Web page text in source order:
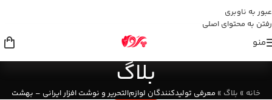
عبور به ناوبری
رفتن به محتوای اصلی
منو
بلاگ
خانه » بلاگ » معرفی تولیدکنندگان لوازم‌التحریر و نوشت افزار ایرانی – بهشت